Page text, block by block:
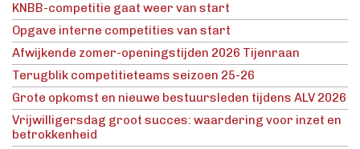
KNBB-competitie gaat weer van start
Opgave interne competities van start
Afwijkende zomer-openingstijden 2026 Tijenraan
Terugblik competitieteams seizoen 25-26
Grote opkomst en nieuwe bestuursleden tijdens ALV 2026
Vrijwilligersdag groot succes: waardering voor inzet en
betrokkenheid